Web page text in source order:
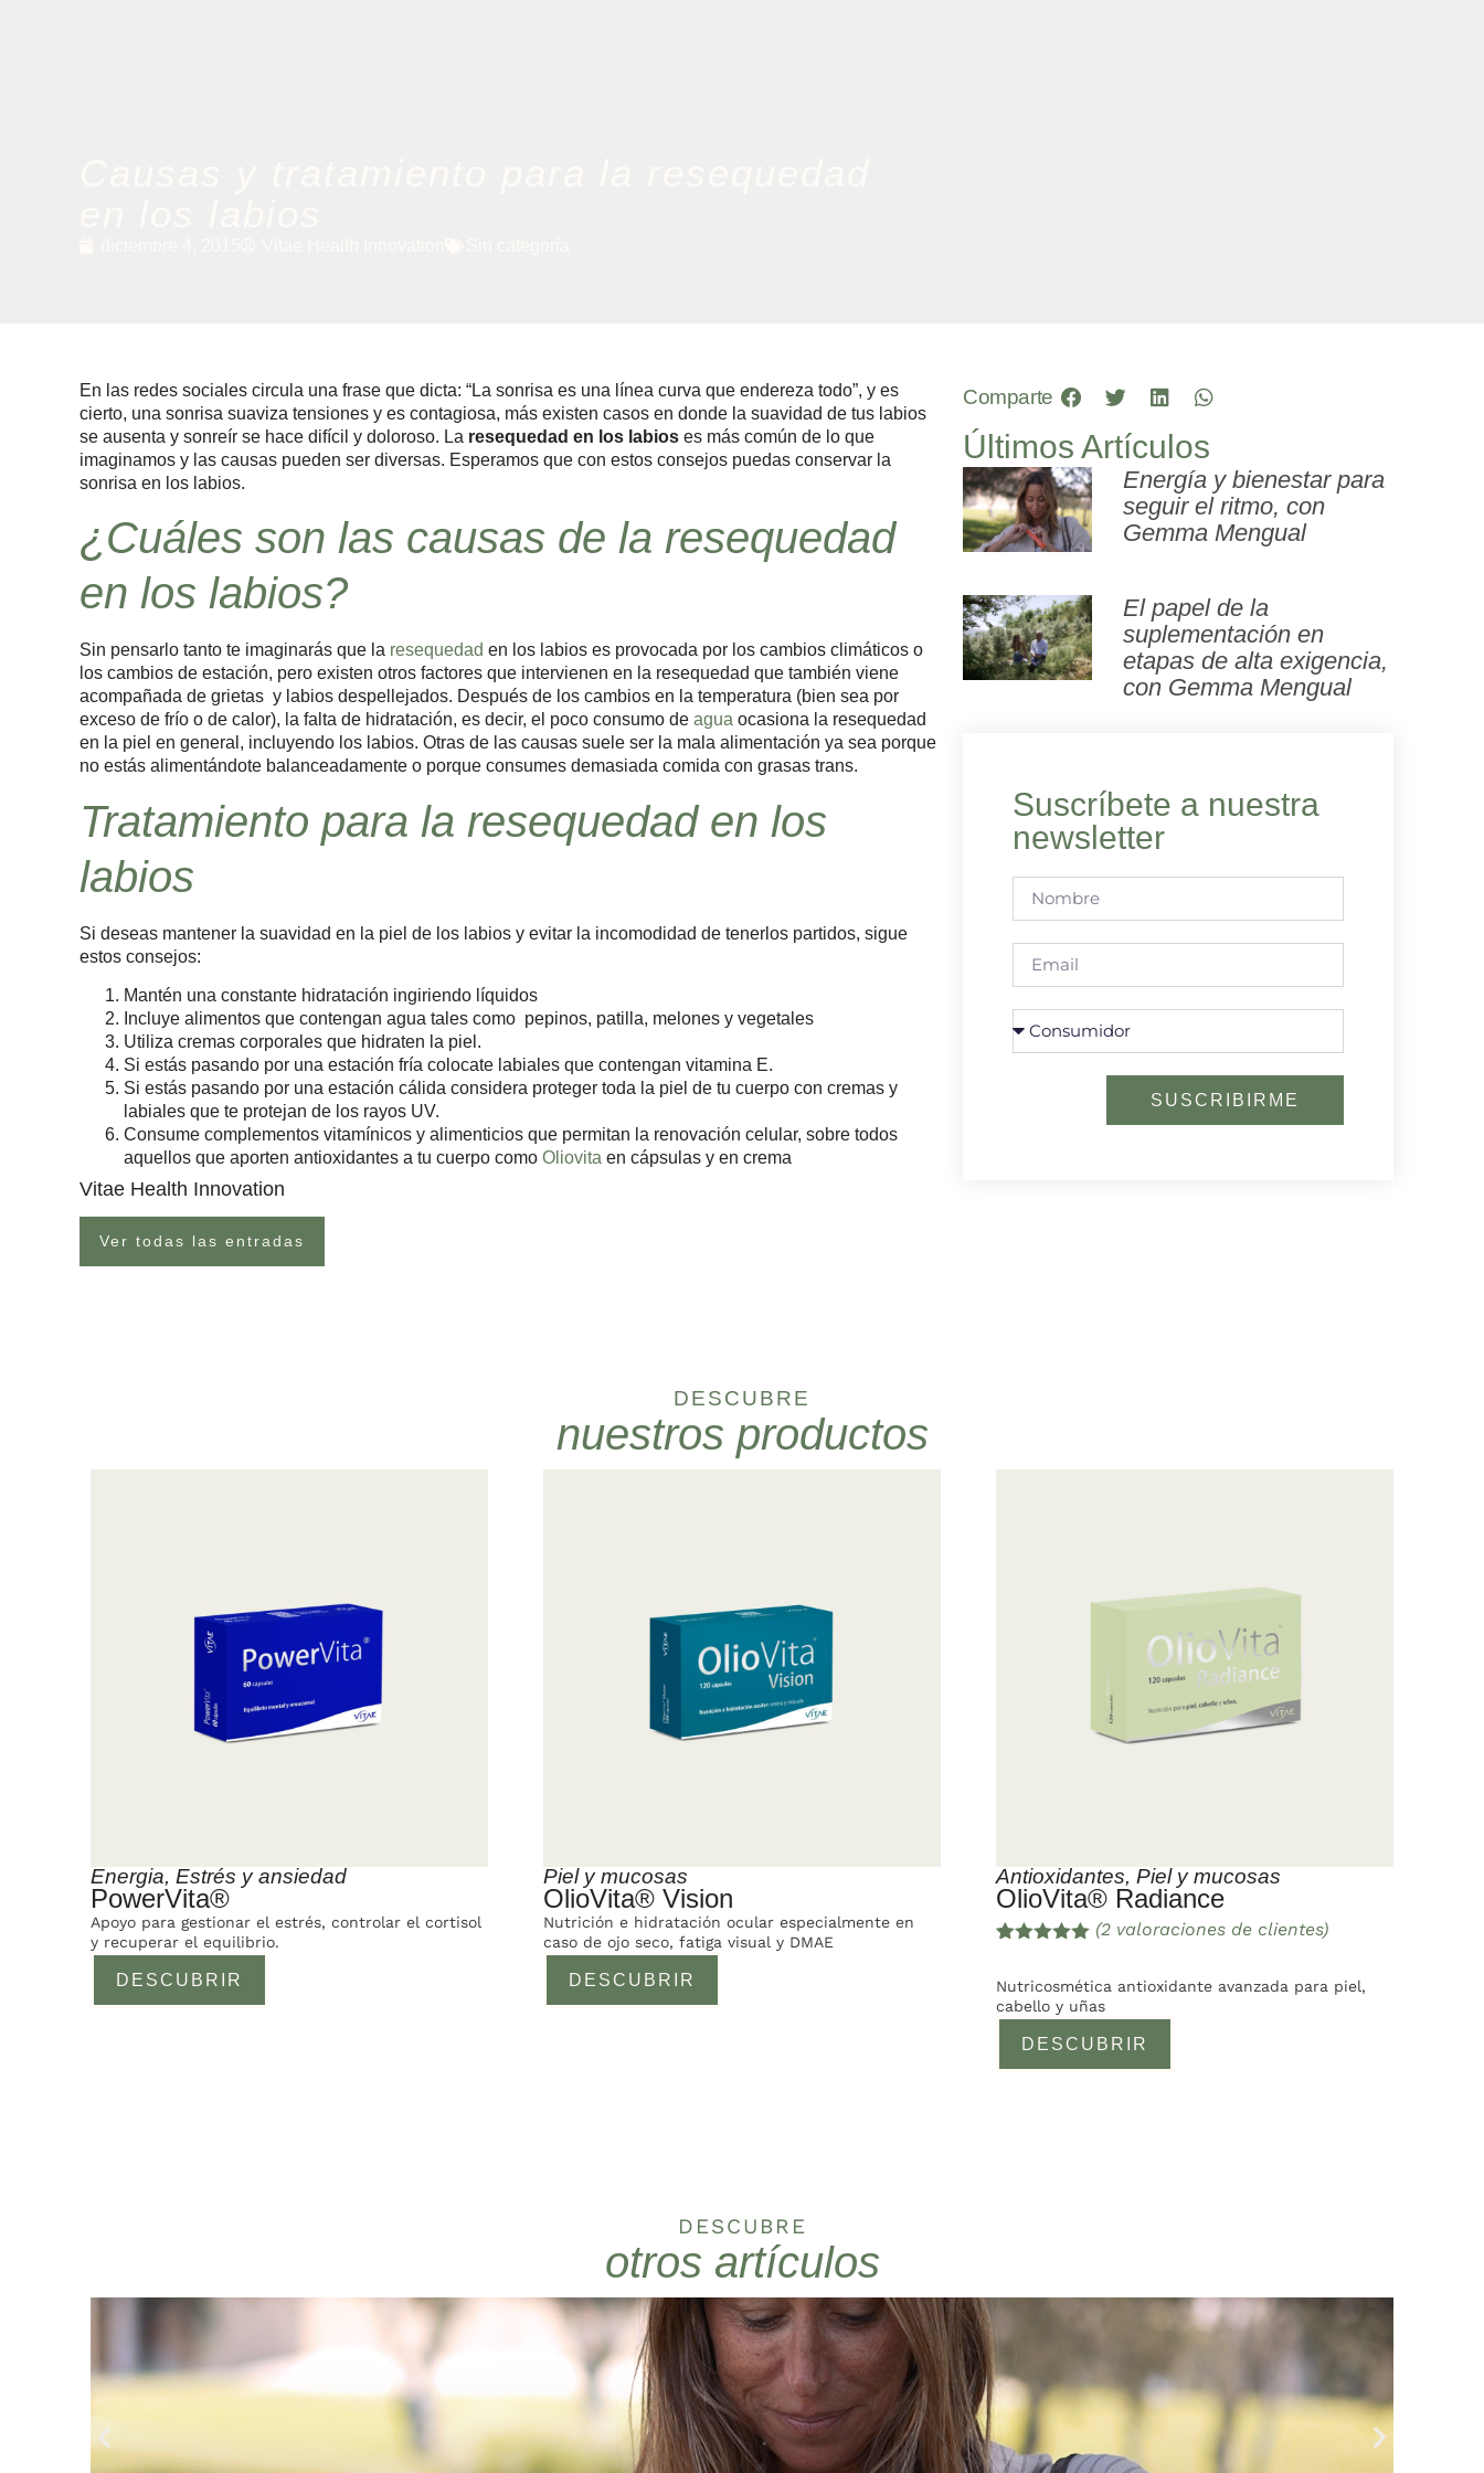
En las redes sociales circula una frase que dicta: “La sonrisa es una línea curva que endereza todo”, y es
cierto, una sonrisa suaviza tensiones y es contagiosa, más existen casos en donde la suavidad de tus labios
se ausenta y sonreír se hace difícil y doloroso. La resequedad en los labios es más común de lo que
imaginamos y las causas pueden ser diversas. Esperamos que con estos consejos puedas conservar la
sonrisa en los labios.
¿Cuáles son las causas de la resequedad
en los labios?
Sin pensarlo tanto te imaginarás que la resequedad en los labios es provocada por los cambios climáticos o
los cambios de estación, pero existen otros factores que intervienen en la resequedad que también viene
acompañada de grietas y labios despellejados. Después de los cambios en la temperatura (bien sea por
exceso de frío o de calor), la falta de hidratación, es decir, el poco consumo de agua ocasiona la resequedad
en la piel en general, incluyendo los labios. Otras de las causas suele ser la mala alimentación ya sea porque
no estás alimentándote balanceadamente o porque consumes demasiada comida con grasas trans.
Tratamiento para la resequedad en los
labios
Si deseas mantener la suavidad en la piel de los labios y evitar la incomodidad de tenerlos partidos, sigue
estos consejos:
Mantén una constante hidratación ingiriendo líquidos
Incluye alimentos que contengan agua tales como pepinos, patilla, melones y vegetales
Utiliza cremas corporales que hidraten la piel.
Si estás pasando por una estación fría colocate labiales que contengan vitamina E.
Si estás pasando por una estación cálida considera proteger toda la piel de tu cuerpo con cremas y
labiales que te protejan de los rayos UV.
Consume complementos vitamínicos y alimenticios que permitan la renovación celular, sobre todos
aquellos que aporten antioxidantes a tu cuerpo como Oliovita en cápsulas y en crema
Vitae Health Innovation
Ver todas las entradas
Comparte
Últimos Artículos
Energía y bienestar para
seguir el ritmo, con
Gemma Mengual
El papel de la
suplementación en
etapas de alta exigencia,
con Gemma Mengual
Suscríbete a nuestra
newsletter
SUSCRIBIRME
DESCUBRE
nuestros productos
Energia, Estrés y ansiedad
PowerVita®
DESCUBRIR
Apoyo para gestionar el estrés, controlar el cortisol
y recuperar el equilibrio.
Piel y mucosas
OlioVita® Vision
DESCUBRIR
Nutrición e hidratación ocular especialmente en
caso de ojo seco, fatiga visual y DMAE
Antioxidantes, Piel y mucosas
OlioVita® Radiance
DESCUBRIR
5 en base
a
s de
(2 valoraciones de clientes)
Nutricosmética antioxidante avanzada para piel,
cabello y uñas
DESCUBRE
otros artículos